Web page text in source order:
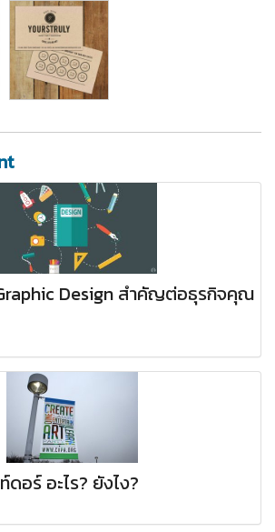
Design สำคัญต่อธุรกิจคุณ
ดอร์ อะไร? ยังไง?